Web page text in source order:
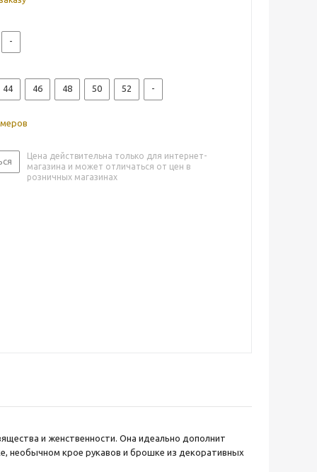
-
44 46 48 50 52 -
Цена действительна только для интернет-
магазина и может отличаться от цен в
розничных магазинах
и женственности. Она идеально дополнит
необычном крое рукавов и брошке из декоративных